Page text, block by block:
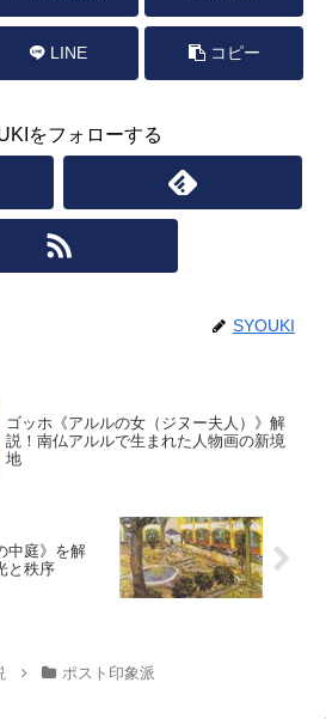
LINE コピー
をフォローする
SYOUKI
ゴッホ《アルルの女（ジヌー夫人）》解
説！南仏アルルで生まれた人物画の新境
地
中庭》を解
と秩序
ポスト印象派